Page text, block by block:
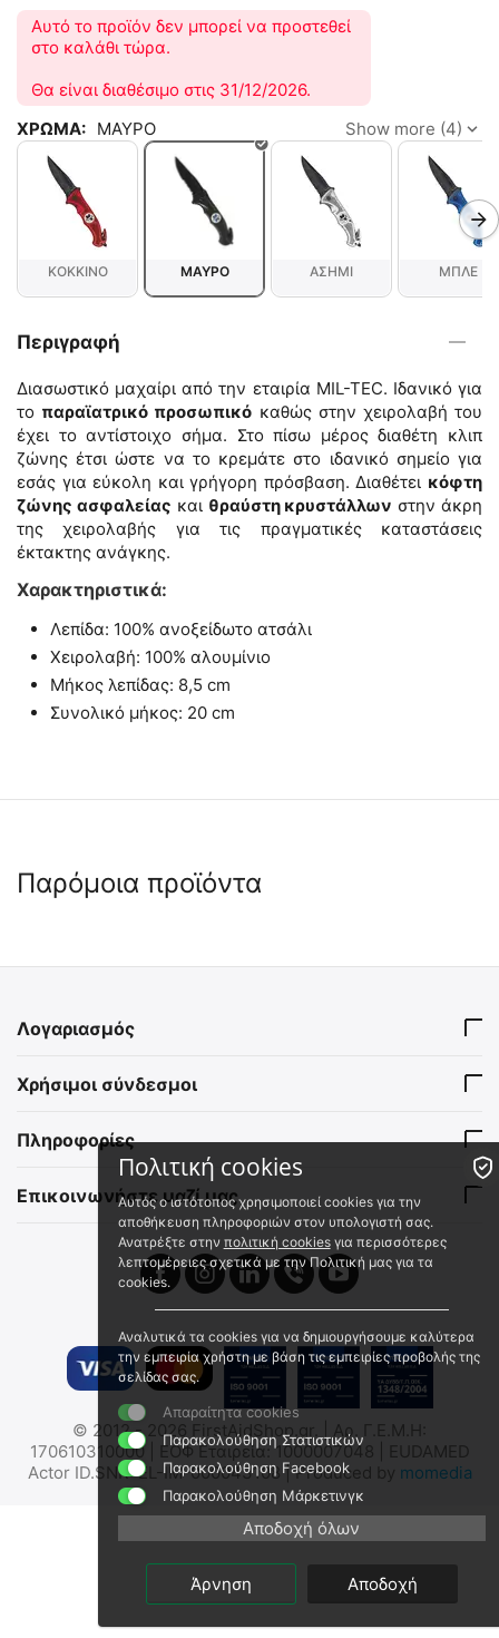
Αυτό το προϊόν δεν μπορεί να προστεθεί
στο καλάθι τώρα.
Θα είναι διαθέσιμο στις 31/12/2026.
ΧΡΩΜΑ: ΜΑΥΡΟ Show more (4)
ΚΟΚΚΙΝΟ ΜΑΥΡΟ ΑΣΗΜΙ ΜΠΛΕ
Περιγραφή
Διασωστικό μαχαίρι από την εταιρία MIL-TEC. Ιδανικό για
το παραϊατρικό προσωπικό καθώς στην χειρολαβή του
έχει το αντίστοιχο σήμα. Στο πίσω μέρος διαθέτη κλιπ
ζώνης έτσι ώστε να το κρεμάτε στο ιδανικό σημείο για
εσάς για εύκολη και γρήγορη πρόσβαση. Διαθέτει κόφτη
ζώνης ασφαλείας και θραύστη κρυστάλλων στην άκρη
της χειρολαβής για τις πραγματικές καταστάσεις
έκτακτης ανάγκης.
Χαρακτηριστικά:
Λεπίδα: 100% ανοξείδωτο ατσάλι
Χειρολαβή: 100% αλουμίνιο
Μήκος λεπίδας: 8,5 cm
Συνολικό μήκος: 20 cm
Παρόμοια προϊόντα
MIL-TEC Διασωστικός
Σουγιάς - Κόκκινος
Άμεσα διαθέσιμο
Αποστολή εντός 24 ωρών
€10.50
(χωρίς ΦΠΑ)
Αποστολή σε 1 εως 3
εργάσιμες
€22.80
€ 18.39 (χωρίς ΦΠΑ)
🖍
✔
MIL-TEC Μαχαίρι Διάσωσης
"FIRE FIGHTER"
Άμεσα διαθέσιμο
Αποστολή εντός 24 ωρών
Σουγιάς CAC 200
11060050 - CAC - BLACK -
Άμεσα διαθέσιμο
Αποστολή σε 1 εως 3
87.90 (χωρίς ΦΠΑ)
Λογαριασμός
Χρήσιμοι σύνδεσμοι
Πληροφορίες
Επικοινωνήστε μαζί μας
© 2012 - 2026 FirstAidShop.gr. | Αρ. Γ.Ε.Μ.Η:
170610310000 | ΕΟΦ Εταιρεία: 1000007048 | EUDAMED
Actor ID.SNR: EL-IM-000043108 | Produced by momedia
Πολιτική cookies
Αυτός ο ιστότοπος χρησιμοποιεί cookies για την
αποθήκευση πληροφοριών στον υπολογιστή σας.
Ανατρέξτε στην πολιτική cookiesγια περισσότερες
λεπτομέρειες σχετικά με την Πολιτική μας για τα
cookies.
Αναλυτικά τα cookies για να δημιουργήσουμε καλύτερα
την εμπειρία χρήστη με βάση τις εμπειρίες προβολής της
σελίδας σας.
Απαραίτητα cookies
Παρακολούθηση Στατιστικών
Παρακολούθηση Facebook
Παρακολούθηση Μάρκετινγκ
Αποδοχή όλων
Άρνηση Αποδοχή